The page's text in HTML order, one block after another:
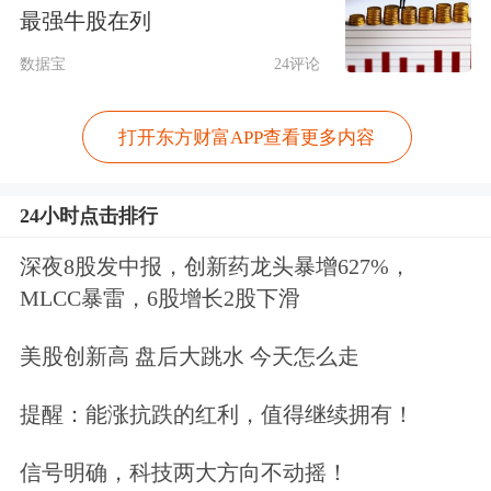
有人斥资120万买下4斤黄金
势无疑已是令人咋舌。记者获悉，连日
来，金价高企吸引了不少投资客入市，
许多广州街坊来到信任的金店购买金条
金饰。
10月23日，广州东山 百货业务部经理戴
崇业告诉记者，黄金销售、回购都较为
最强牛股在列
数据宝 24评论
打开东方财富APP查看更多内容
24小时点击排行
深夜8股发中报，创新药龙头暴增627%，
MLCC暴雷，6股增长2股下滑
美股创新高 盘后大跳水 今天怎么走
提醒：能涨抗跌的红利，值得继续拥有！
信号明确，科技两大方向不动摇！